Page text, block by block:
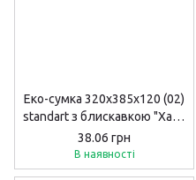
Еко-сумка 320х385х120 (02)
standart з блискавкою "Хакі"
довга ручка
38.06 грн
В наявності